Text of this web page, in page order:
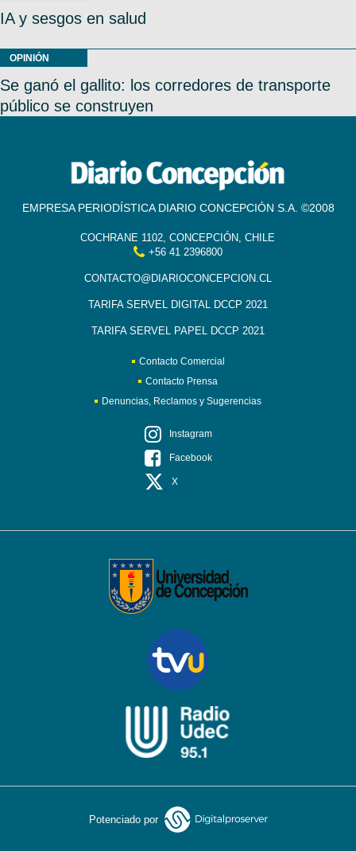
IA y sesgos en salud
OPINIÓN
Se ganó el gallito: los corredores de transporte
público se construyen
EMPRESA PERIODÍSTICA DIARIO CONCEPCIÓN S.A. ©2008
COCHRANE 1102, CONCEPCIÓN, CHILE
+56 41 2396800
CONTACTO@DIARIOCONCEPCION.CL
TARIFA SERVEL DIGITAL DCCP 2021
TARIFA SERVEL PAPEL DCCP 2021
Contacto Comercial
Contacto Prensa
Denuncias, Reclamos y Sugerencias
Instagram
Facebook
X
Potenciado por